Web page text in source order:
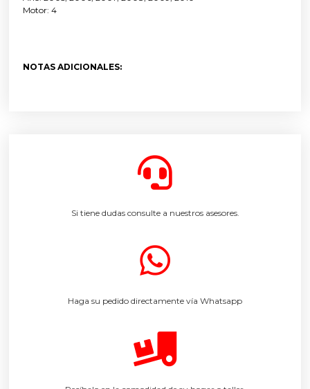
Motor: 4
NOTAS ADICIONALES:
Si tiene dudas consulte a nuestros asesores.
Haga su pedido directamente vía Whatsapp